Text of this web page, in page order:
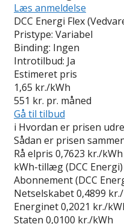
Læs anmeldelse
DCC Energi Flex
Pristype: Variabel
Binding: Ingen
Introtilbud: Ja
Estimeret pris
1,65 kr./kWh
551 kr. pr. måned
Gå til tilbud
i Hvordan er prisen
Sådan er prisen
Rå elpris 0,7623 kr./kWh
kWh-tillæg (DCC Energi)
Abonnement (DCC
Netselskabet0,4899
Energinet0,2021 kr./
Staten 0,0100 kr./kWh